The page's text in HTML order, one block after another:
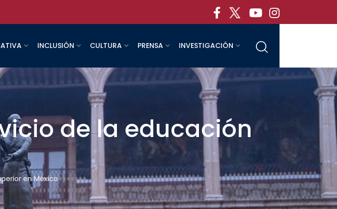
INCLUSIÓN CULTURA PRENSA INVESTIGACIÓN
de la educación
en México